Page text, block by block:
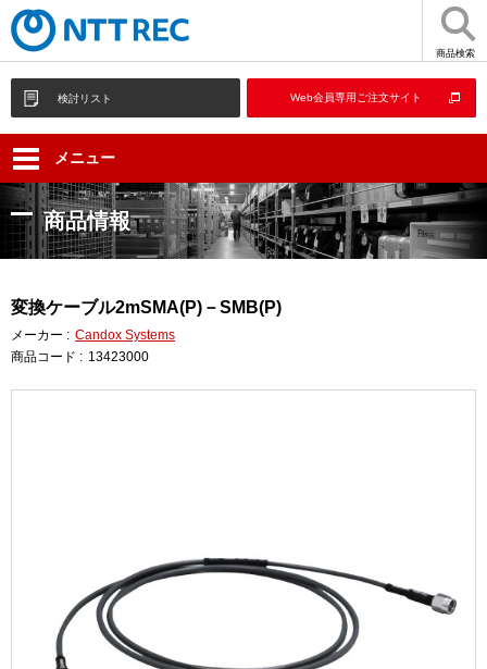
商品検索
検討リスト Web会員専用ご注文サイト
メニュー
商品情報
変換ケーブル2mSMA(P)－SMB(P)
メーカー : Candox Systems
商品コード : 13423000